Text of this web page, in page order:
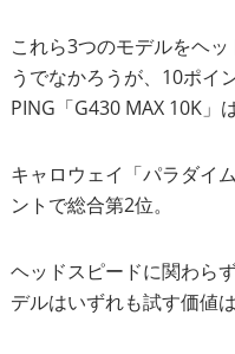
これら3つのモデルをヘ
うでなかろうが、10ポイ
PING「G430 MAX 10K」
キャロウェイ「パラダ
ントで総合第2位。
ヘッドスピードに関わら
デルはいずれも試す価値